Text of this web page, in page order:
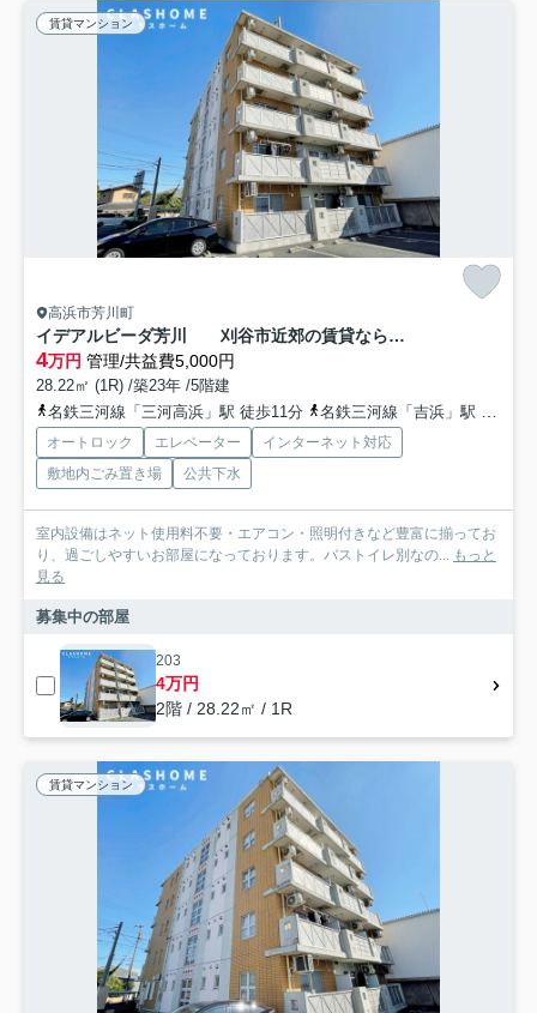
賃貸マンション
高浜市芳川町
イデアルビーダ芳川 刈谷市近郊の賃貸ならクラスホーム刈谷店
4万円 管理/共益費5,000円
28.22㎡ (1R) /築23年 /5階建
名鉄三河線「三河高浜」駅 徒歩11分
名鉄三河線「吉浜」駅 徒歩18分
オートロック エレベーター
インターネット対応
敷地内ごみ置き場
公共下水
室内設備はネット使用料不要・エアコン・照明付きなど豊富に揃ってお
り、過ごしやすいお部屋になっております。バストイレ別なの... もっと
見る
募集中の部屋
203
4万円
2階 / 28.22㎡ / 1R
賃貸マンション